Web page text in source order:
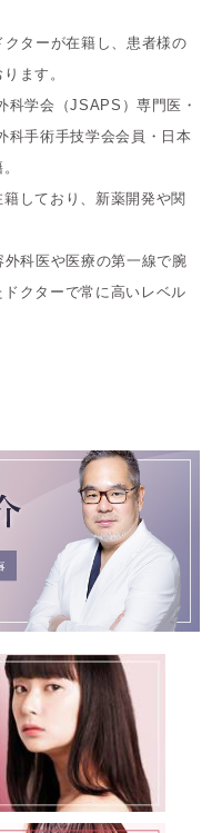
ターが在籍し、患者様の
ます。
科学会（JSAPS）専門医・
科手術手技学会会員・日本
しており、新薬開発や関
科医や医療の第一線で腕
クターで常に高いレベル